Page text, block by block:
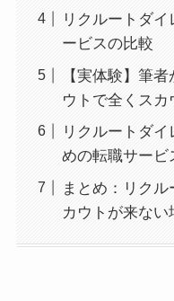
リクルートダ
ービスの比較
【実体験】筆
ウトで全くスカ
リクルートダ
めの転職サービ
まとめ：リク
カウトが来な